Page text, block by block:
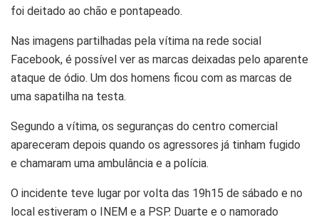
foi deitado ao chão e pontapeado.
Nas imagens partilhadas pela vítima na rede social
Facebook, é possível ver as marcas deixadas pelo aparente
ataque de ódio. Um dos homens ficou com as marcas de
uma sapatilha na testa.
Segundo a vítima, os seguranças do centro comercial
apareceram depois quando os agressores já tinham fugido
e chamaram uma ambulância e a polícia.
O incidente teve lugar por volta das 19h15 de sábado e no
local estiveram o INEM e a PSP. Duarte e o namorado